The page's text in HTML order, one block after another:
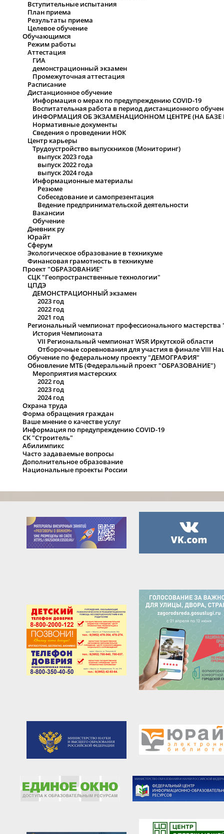
Вступительные испытания
План приема
Результаты приема
Целевое обучение
Обучающимся
Режим работы
Аттестация
ГИА
демонстрационный экзамен
Промежуточная аттестация
Расписание
Дистанционное обучение
Информация о мерах по предупреждению COVID-19
Воспитательная работа в период дистанционного
ИНФОРМАЦИЯ ОБ ЭКЗАМЕНАЦИОННОМ ЦЕНТРЕ (НА БАЗЕ
Нормативные документы
Сведения о проведении НОК
Центр карьеры
Трудоустройство выпускников (Мониторинг)
выпуск 2023 года
выпуск 2022 года
выпуск 2024 года
Информационные материалы
Резюме
Собеседование и самопрезентация
Ведение предпринимательской деятельности
Вакансии
Обучение
Дневник ру
Юрайт
Сферум
Экологическое образование в техникуме
Финансовая грамотность в техникуме
Проект "ОБРАЗОВАНИЕ"
СЦК "Геопространственные технологии"
ЦПДЭ
ДЕМОНСТРАЦИОННЫЙ экзамен
2023 год
2022 год
2021 год
Региональный чемпионат профессионального
История Чемпионата
VII Региональный чемпионат WSR Иркутской области
Отборочные соревнования для участия в финале VIII
Обучение по федеральному проекту "ДЕМОГРАФИЯ"
Обновление МТБ (Федеральный проект "ОБРАЗОВАНИЕ")
Мероприятия мастерских
2022 год
2023 год
2024 год
Охрана труда
Форма обращения граждан
Ваше мнение о качестве услуг
Информация по предупреждению COVID-19
СК "Строитель"
Абилимпикс
Часто задаваемые вопросы
Дополнительное образование
Национальные проекты России